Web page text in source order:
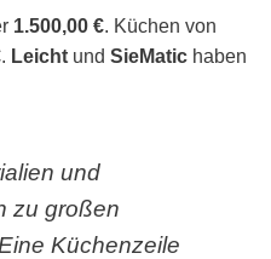
1.500,00 €. Küchen von
. Leicht und SieMatic haben
und
zu großen
Küchenzeile